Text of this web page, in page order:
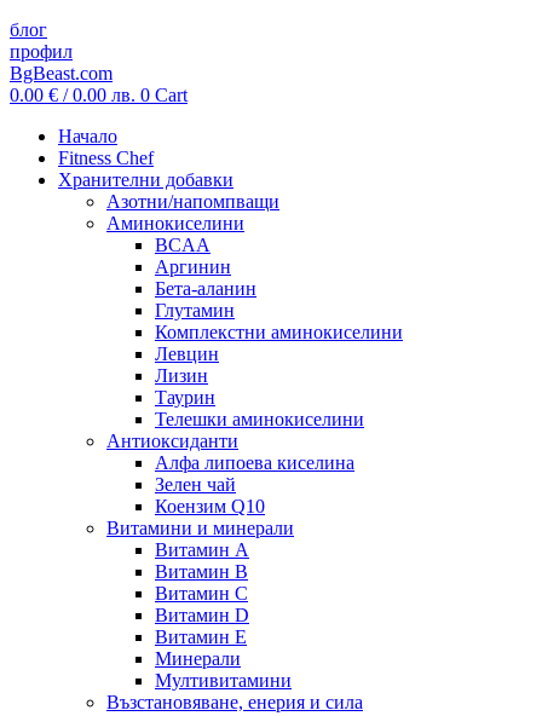
блог
профил
BgBeast.com
0.00 € / 0.00 лв. 0 Cart
Начало
Fitness Chef
Хранителни добавки
Азотни/напомпващи
Аминокиселини
BCAA
Аргинин
Бета-аланин
Глутамин
Комплекстни аминокиселини
Левцин
Лизин
Таурин
Телешки аминокиселини
Антиоксиданти
Алфа липоева киселина
Зелен чай
Коензим Q10
Витамини и минерали
Витамин А
Витамин B
Витамин C
Витамин D
Витамин E
Минерали
Мултивитамини
Възстановяване, енерия и сила